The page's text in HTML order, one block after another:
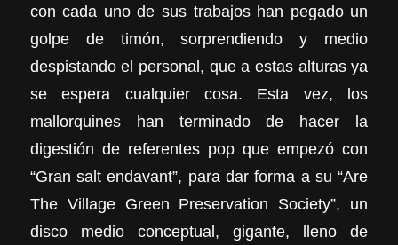
con cada uno de sus trabajos han pegado un
golpe de timón, sorprendiendo y medio
despistando el personal, que a estas alturas ya
se espera cualquier cosa. Esta vez, los
mallorquines han terminado de hacer la
digestión de referentes pop que empezó con
“Gran salt endavant”, para dar forma a su “Are
The Village Green Preservation Society”, un
disco medio conceptual, gigante, lleno de